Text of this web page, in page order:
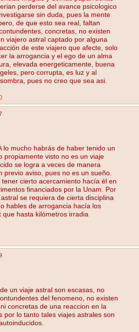
perderse del avance psicologico
sin duda, pues la mente
de que esto sea real, faltan
concretas, no existen
viajero astral captado por alguna
de este viajero que afecte, solo
la arrogancia y el ego de un alma
elevada energeticamente, buena
pero corrupta, es luz y al
pues no creo que sea asi.
lo mucho habrás de haber tenido un
propiamente visto no es un viaje
se logra a veces de manera
previo aviso, pues no es un sueño.
cierto acercamiento hacía él en
financiados por la Unam. Por
se requiera de cierta disciplina
hables de arrogancia hacía los
que hasta kilómetros irradia
un viaje astral son escasas, no
del fenomeno, no existen
concretas de una reaccion en la
por lo tanto tales viajes astrales son